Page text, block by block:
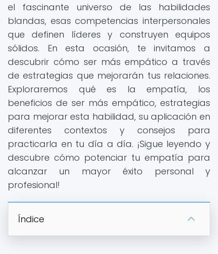
el fascinante universo de las habilidades
blandas, esas competencias interpersonales
que definen líderes y construyen equipos
sólidos. En esta ocasión, te invitamos a
descubrir cómo ser más empático a través
de estrategias que mejorarán tus relaciones.
Exploraremos qué es la empatía, los
beneficios de ser más empático, estrategias
para mejorar esta habilidad, su aplicación en
diferentes contextos y consejos para
practicarla en tu día a día. ¡Sigue leyendo y
descubre cómo potenciar tu empatía para
alcanzar un mayor éxito personal y
profesional!
Índice